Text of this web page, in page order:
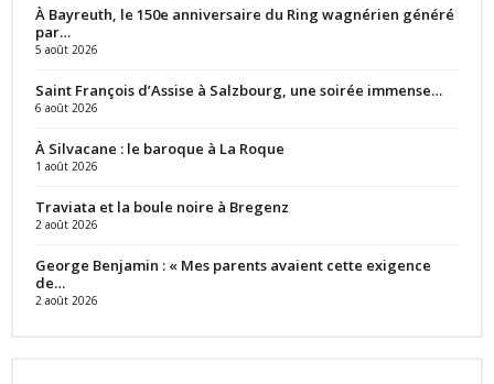
À Bayreuth, le 150e anniversaire du Ring wagnérien généré
par…
5 août 2026
Saint François d’Assise à Salzbourg, une soirée immense…
6 août 2026
À Silvacane : le baroque à La Roque
1 août 2026
Traviata et la boule noire à Bregenz
2 août 2026
George Benjamin : « Mes parents avaient cette exigence
de…
2 août 2026